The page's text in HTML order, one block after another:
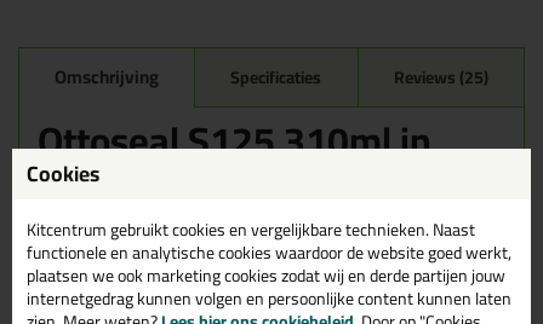
Omschrijving Specificaties Reviews (25)
Ottoseal S125 310ml in
Mat Vintage C8427
Ottoseal S125 310ml in de kleur Mat Vintage C8427 is te
gebruiken voor verschillende toepassingen. Een duurzame en
veelzijdige kit welke makkelijk te verwerken is. Perfect als je een
bijpassende kleur zoekt met gegarandeerd een topresultaat.
Bestel de Ottoseal S125 310ml in kleur Mat Vintage C8427
Cookies
Kitcentrum gebruikt cookies en vergelijkbare technieken. Naast
functionele en analytische cookies waardoor de website goed werkt,
plaatsen we ook marketing cookies zodat wij en derde partijen jouw
internetgedrag kunnen volgen en persoonlijke content kunnen laten